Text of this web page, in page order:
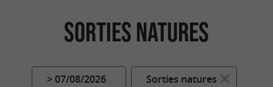
Sorties natures
> 07/08/2026 Sorties natures